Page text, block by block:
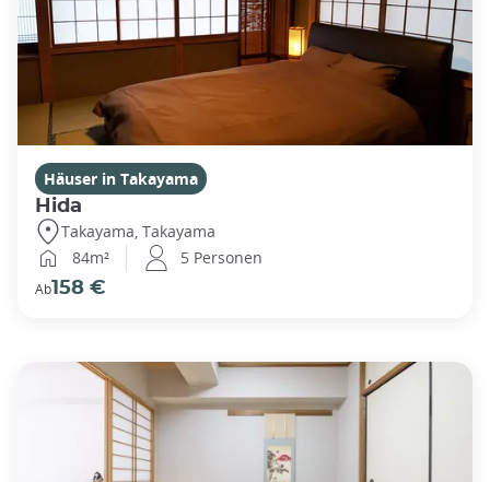
Häuser in Takayama
Hida
Takayama, Takayama
84m²
5 Personen
Ab158 €